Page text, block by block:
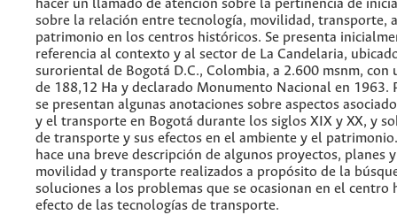
hacer un llamado de atención sobre la pertinencia de
sobre la relación entre tecnología, movilidad, transporte,
patrimonio en los centros históricos. Se presenta
referencia al contexto y al sector de La Candelaria,
suroriental de Bogotá D.C., Colombia, a 2.600 msnm, con
de 188,12 Ha y declarado Monumento Nacional en 1963.
se presentan algunas anotaciones sobre aspectos
y el transporte en Bogotá durante los siglos XIX y XX, y
de transporte y sus efectos en el ambiente y el
hace una breve descripción de algunos proyectos, planes
movilidad y transporte realizados a propósito de la
soluciones a los problemas que se ocasionan en el centro
efecto de las tecnologías de transporte.